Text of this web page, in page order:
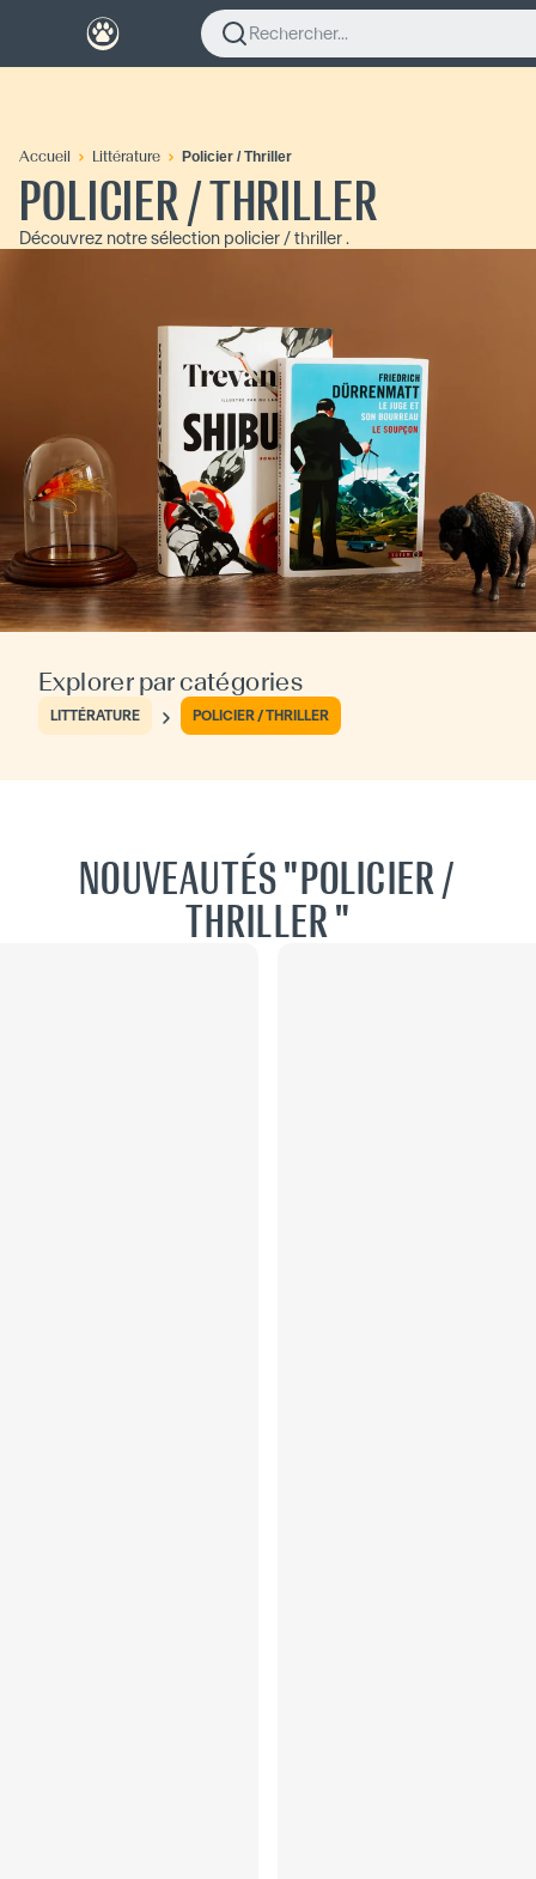
Rechercher...
Accueil Littérature Policier / Thriller
POLICIER / THRILLER
Découvrez notre sélection policier / thriller .
Explorer par catégories
LITTÉRATURE POLICIER / THRILLER
NOUVEAUTÉS "POLICIER /
THRILLER "